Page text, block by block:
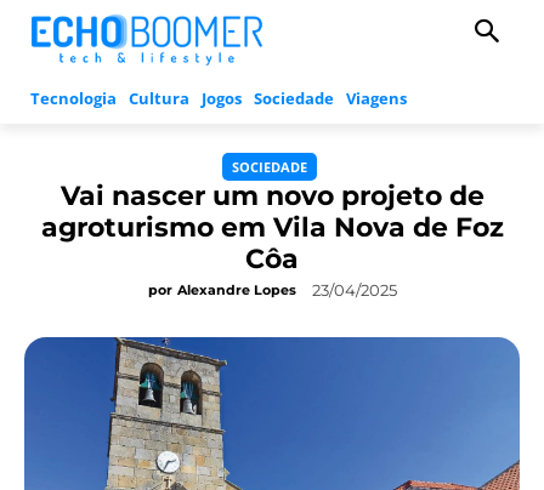
Tecnologia Cultura Jogos Sociedade Viagens
SOCIEDADE
Vai nascer um novo projeto de
agroturismo em Vila Nova de Foz
Côa
por Alexandre Lopes 23/04/2025